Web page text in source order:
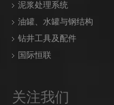
泥浆处理系统
油罐、水罐与钢结构
钻井工具及配件
国际恒联
关注我们